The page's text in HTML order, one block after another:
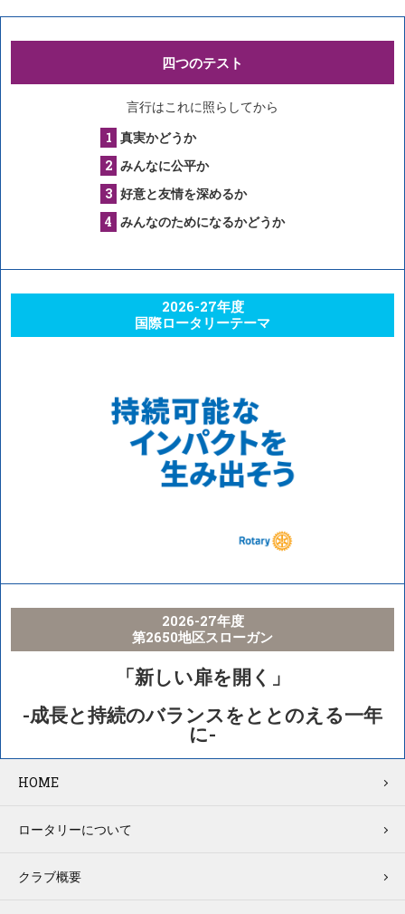
四つのテスト
言行はこれに照らしてから
真実かどうか
みんなに公平か
好意と友情を深めるか
みんなのためになるかどうか
2026-27年度
国際ロータリーテーマ
2026-27年度
第2650地区スローガン
「新しい扉を開く」
-成長と持続のバランスをととのえる一年
に-
HOME
ロータリーについて
クラブ概要